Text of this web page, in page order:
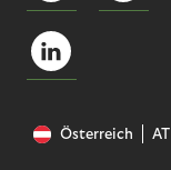
Österreich AT